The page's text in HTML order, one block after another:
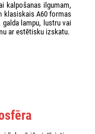
kalpošanas ilgumam,
klasiskais A60 formas
lampu, lustru vai
ar estētisku izskatu.